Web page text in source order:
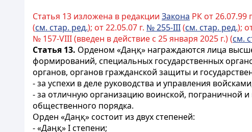
Статья 13 изложена в редакции Закона РК от 26.07.99
(см. стар. ред.); от 22.05.07 г. № 255-III(см. стар. ред.);
№ 157-VIII (введен в действие с 25 января 2025 г.) (см.
Статья 13. Орденом «Даңқ» награждаются лица
формирований, специальных государственных
органов, органов гражданской защиты и
- за успехи в деле руководства и управления
- за отличную организацию воинской, пограничной
общественного порядка.
Орден «Даңқ» состоит из двух степеней:
- «Даңқ» I степени;